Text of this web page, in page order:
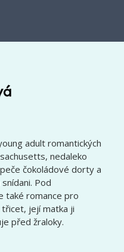
adult romantických
nedaleko
čokoládové dorty a
Pod
také romance pro
její matka ji
před žraloky.